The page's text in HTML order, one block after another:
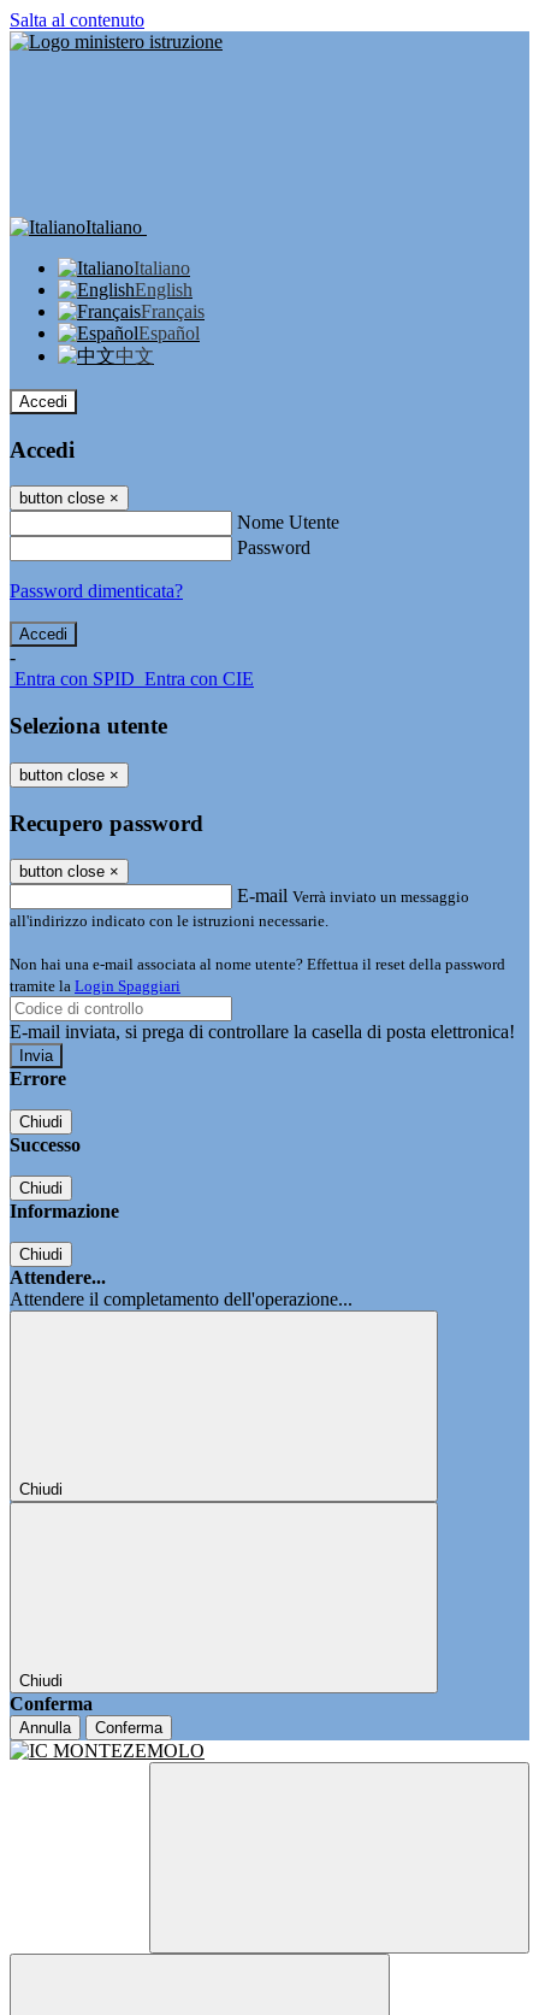
Salta al contenuto
Italiano
Italiano
English
Français
Español
中文
Accedi
Accedi
button close ×
Nome Utente
Password
Password dimenticata?
-
Entra con SPID Entra con CIE
Seleziona utente
button close ×
Recupero password
button close ×
E-mail Verrà inviato un messaggio
all'indirizzo indicato con le istruzioni necessarie.
Non hai una e-mail associata al nome utente? Effettua il reset della password
tramite la Login Spaggiari
E-mail inviata, si prega di controllare la casella di posta elettronica!
Errore
Chiudi
Successo
Chiudi
Informazione
Chiudi
Attendere...
Attendere il completamento dell'operazione...
Chiudi
Chiudi
Conferma
Annulla Conferma